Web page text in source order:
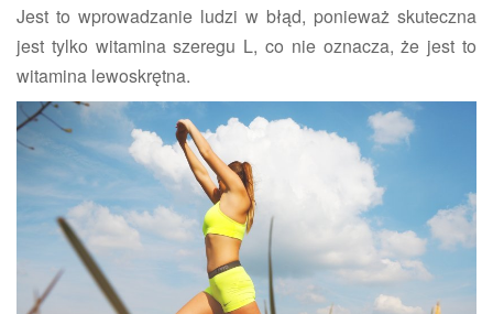
Jest to wprowadzanie ludzi w błąd, ponieważ skuteczna
jest tylko witamina szeregu L, co nie oznacza, że jest to
witamina lewoskrętna.